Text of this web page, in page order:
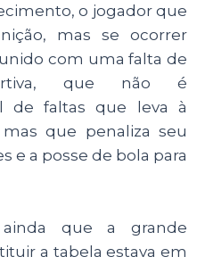
o jogador que
mas se ocorrer
com uma falta de
que não é
de faltas que leva à
que penaliza seu
e a posse de bola para
que a grande
a tabela estava em